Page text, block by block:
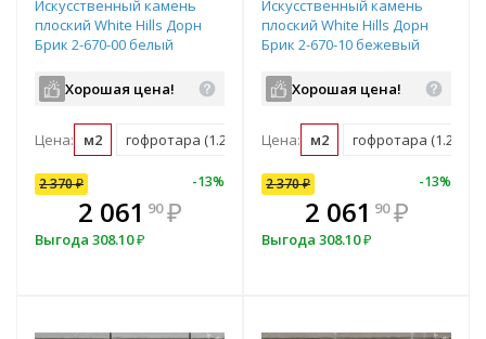
Искусственный камень
плоский White Hills Дорн
Брик 2-670-00 белый
Хорошая цена!
Цена: м2 гофротара (1.288 м2)
2 370₽ -13%
2 061 90 ₽
Выгода 308.10₽
В комплекте
всегда выгоднее!
Искусственный камень
плоский White Hills Дорн
Брик 2-670-10 бежевый
Хорошая цена!
Цена: м2 гофротара (1.288
7% 2 370 -
2 13300
Выгода237
2 370₽ -13%
2 061 90 ₽
Выгода 308.10₽